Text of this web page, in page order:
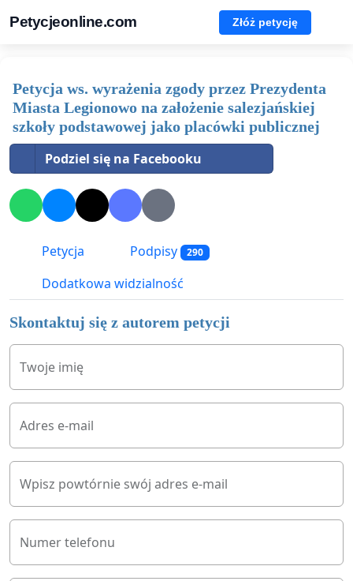
Petycjeonline.com Złóż petycję
Petycja ws. wyrażenia zgody przez Prezydenta
Miasta Legionowo na założenie salezjańskiej
szkoły podstawowej jako placówki publicznej
Podziel się na Facebooku
Petycja Podpisy 290
Dodatkowa widzialność
Skontaktuj się z autorem petycji
Twoje imię
Adres e-mail
Wpisz powtórnie swój adres e-mail
Numer telefonu